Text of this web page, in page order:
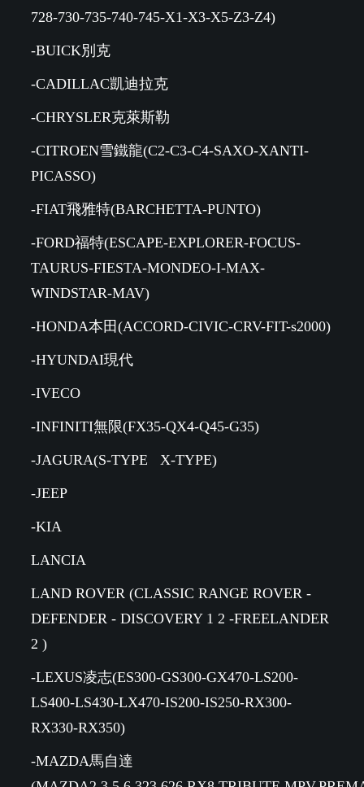
728-730-735-740-745-X1-X3-X5-Z3-Z4)
-BUICK別克
-CADILLAC凱迪拉克
-CHRYSLER克萊斯勒
-CITROEN雪鐵龍(C2-C3-C4-SAXO-XANTI-
PICASSO)
-FIAT飛雅特(BARCHETTA-PUNTO)
-FORD福特(ESCAPE-EXPLORER-FOCUS-
TAURUS-FIESTA-MONDEO-I-MAX-
WINDSTAR-MAV)
-HONDA本田(ACCORD-CIVIC-CRV-FIT-s2000)
-HYUNDAI現代
-IVECO
-INFINITI無限(FX35-QX4-Q45-G35)
-JAGURA(S-TYPE X-TYPE)
-JEEP
-KIA
LANCIA
LAND ROVER (CLASSIC RANGE ROVER -
DEFENDER - DISCOVERY 1 2 -FREELANDER
2 )
-LEXUS凌志(ES300-GS300-GX470-LS200-
LS400-LS430-LX470-IS200-IS250-RX300-
RX330-RX350)
-MAZDA馬自達